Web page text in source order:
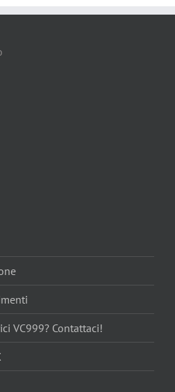
VC999? Contattaci!